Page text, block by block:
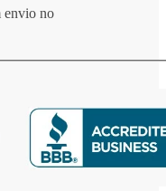
envio no